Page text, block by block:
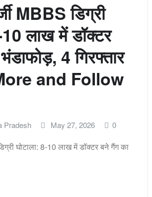
MBBS डिग्री
10 लाख में डॉक्टर
4 गिरफ्तार
and Follow
Pradesh May 27, 2026 0
घोटाला: 8-10 लाख में डॉक्टर बने गैंग का